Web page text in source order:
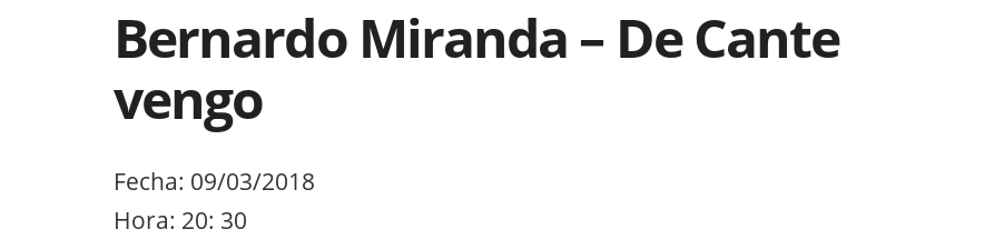
Bernardo Miranda – De Cante
vengo
Fecha: 09/03/2018
Hora: 20: 30